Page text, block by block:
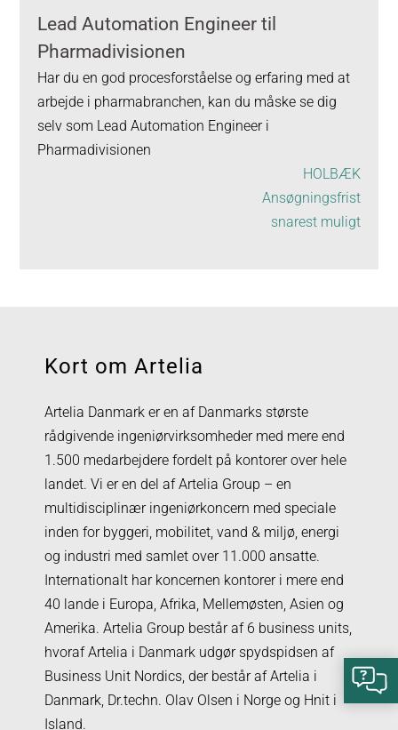
Lead Automation Engineer til
Pharmadivisionen
Har du en god procesforståelse og erfaring med at
arbejde i pharmabranchen, kan du måske se dig
selv som Lead Automation Engineer i
Pharmadivisionen
HOLBÆK
Ansøgningsfrist
snarest muligt
Kort om Artelia
Artelia Danmark er en af Danmarks største
rådgivende ingeniørvirksomheder med mere end
1.500 medarbejdere fordelt på kontorer over hele
landet. Vi er en del af Artelia Group – en
multidisciplinær ingeniørkoncern med speciale
inden for byggeri, mobilitet, vand & miljø, energi
og industri med samlet over 11.000 ansatte.
Internationalt har koncernen kontorer i mere end
40 lande i Europa, Afrika, Mellemøsten, Asien og
Amerika. Artelia Group består af 6 business units,
hvoraf Artelia i Danmark udgør spydspidsen af
Business Unit Nordics, der består af Artelia i
Danmark, Dr.techn. Olav Olsen i Norge og Hnit i
Island.